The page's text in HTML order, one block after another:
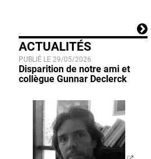
ACTUALITÉS
PUBLIÉ LE 29/05/2026
Disparition de notre ami et
collègue Gunnar Declerck